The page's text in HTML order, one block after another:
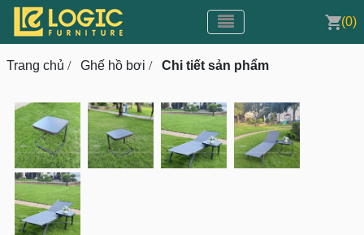
Toggle navigation
CMS v3.0 Toggle navigation(0)
Trang chủ / Ghế hồ bơi / Chi tiết sản phẩm